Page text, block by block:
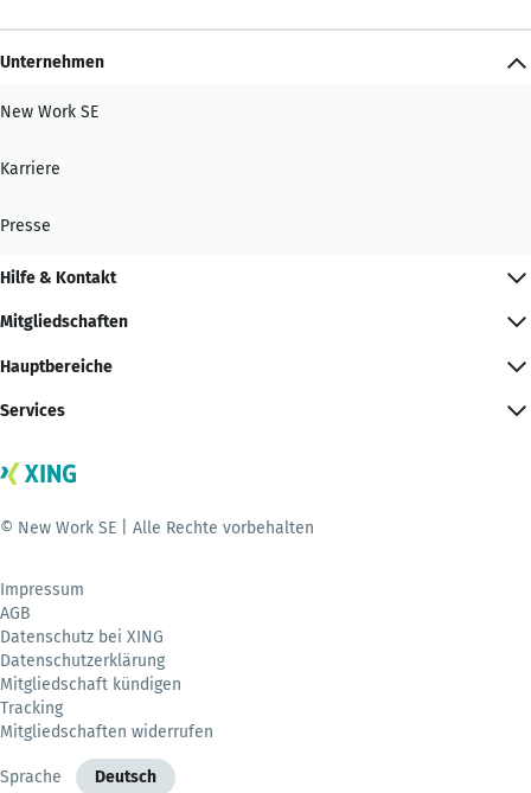
Unternehmen
New Work SE
Karriere
Presse
Hilfe & Kontakt
Mitgliedschaften
Hauptbereiche
Services
© New Work SE | Alle Rechte vorbehalten
Impressum
AGB
Datenschutz bei XING
Datenschutzerklärung
Mitgliedschaft kündigen
Tracking
Mitgliedschaften widerrufen
Sprache Deutsch